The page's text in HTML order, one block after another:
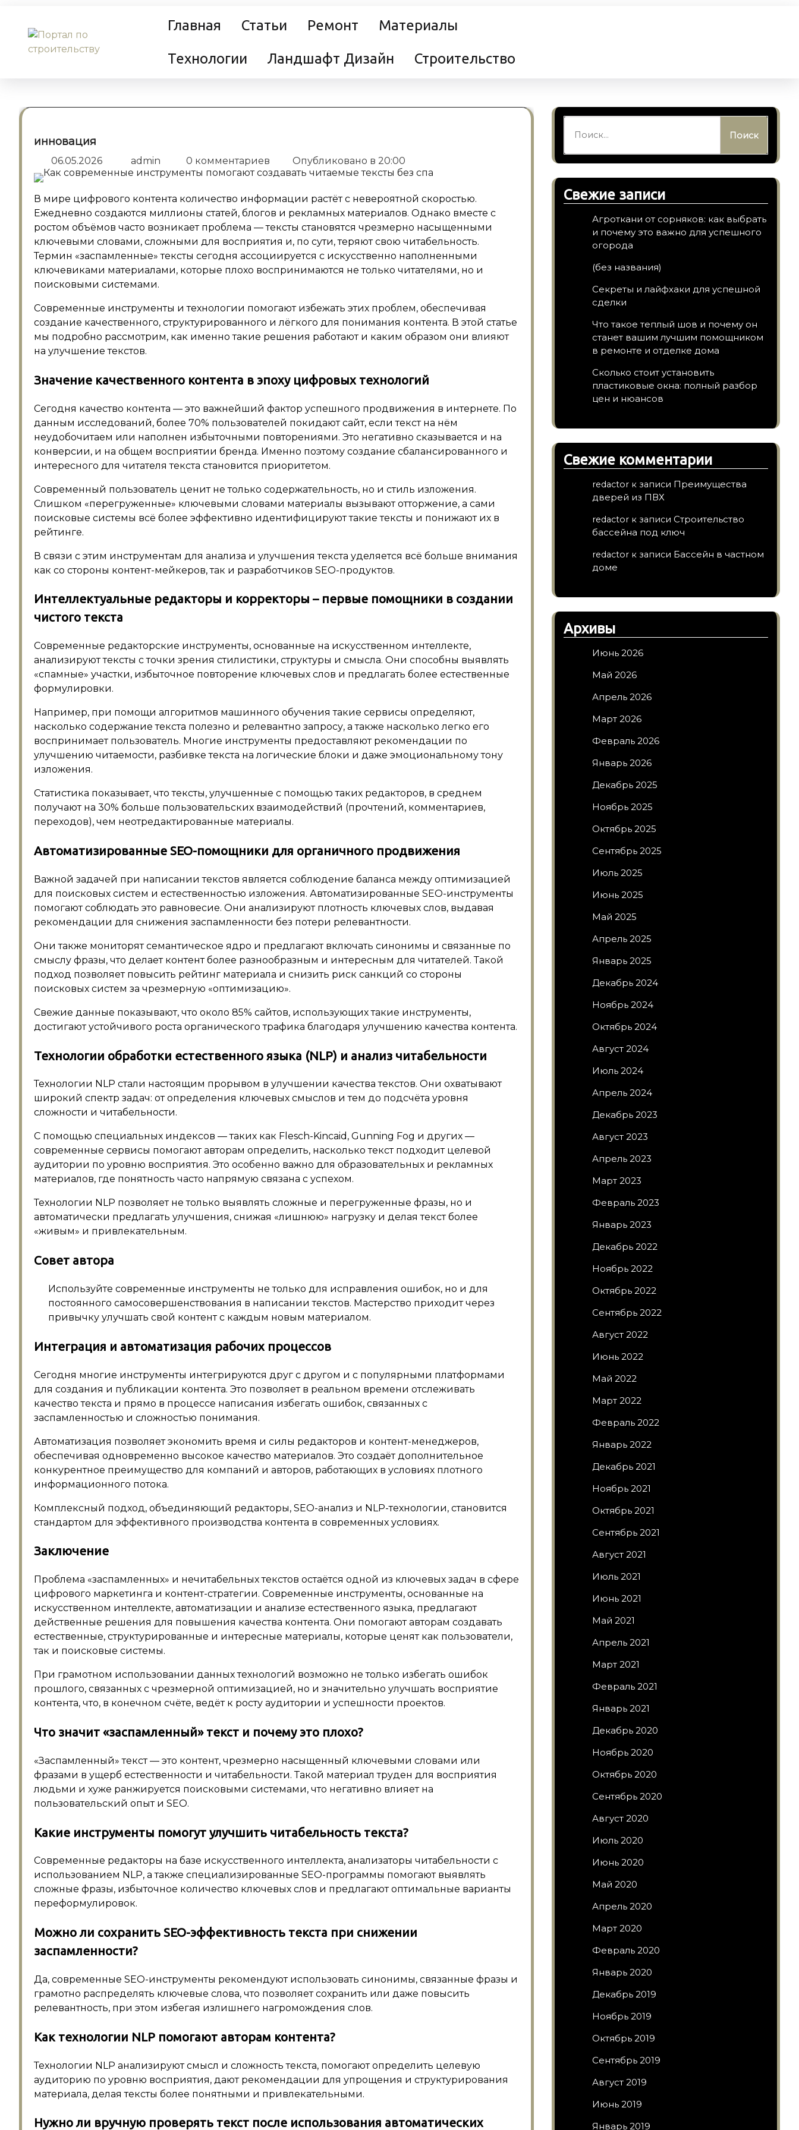
содержанию
Главная Статьи Ремонт Материалы
Технологии Ландшафт Дизайн Строительство
инновация
06.05.2026 admin 0 комментариев Опубликовано в 20:00
В мире цифрового контента количество информации растёт с невероятной скоростью.
Ежедневно создаются миллионы статей, блогов и рекламных материалов. Однако вместе с
ростом объёмов часто возникает проблема — тексты становятся чрезмерно насыщенными
ключевыми словами, сложными для восприятия и, по сути, теряют свою читабельность.
Термин «заспамленные» тексты сегодня ассоциируется с искусственно наполненными
ключевиками материалами, которые плохо воспринимаются не только читателями, но и
поисковыми системами.
Современные инструменты и технологии помогают избежать этих проблем, обеспечивая
создание качественного, структурированного и лёгкого для понимания контента. В этой статье
мы подробно рассмотрим, как именно такие решения работают и каким образом они влияют
на улучшение текстов.
Значение качественного контента в эпоху цифровых технологий
Сегодня качество контента — это важнейший фактор успешного продвижения в интернете. По
данным исследований, более 70% пользователей покидают сайт, если текст на нём
неудобочитаем или наполнен избыточными повторениями. Это негативно сказывается и на
конверсии, и на общем восприятии бренда. Именно поэтому создание сбалансированного и
интересного для читателя текста становится приоритетом.
Современный пользователь ценит не только содержательность, но и стиль изложения.
Слишком «перегруженные» ключевыми словами материалы вызывают отторжение, а сами
поисковые системы всё более эффективно идентифицируют такие тексты и понижают их в
рейтинге.
В связи с этим инструментам для анализа и улучшения текста уделяется всё больше внимания
как со стороны контент-мейкеров, так и разработчиков SEO-продуктов.
Интеллектуальные редакторы и корректоры – первые помощники в создании
чистого текста
Современные редакторские инструменты, основанные на искусственном интеллекте,
анализируют тексты с точки зрения стилистики, структуры и смысла. Они способны выявлять
«спамные» участки, избыточное повторение ключевых слов и предлагать более естественные
формулировки.
Например, при помощи алгоритмов машинного обучения такие сервисы определяют,
насколько содержание текста полезно и релевантно запросу, а также насколько легко его
воспринимает пользователь. Многие инструменты предоставляют рекомендации по
улучшению читаемости, разбивке текста на логические блоки и даже эмоциональному тону
изложения.
Статистика показывает, что тексты, улучшенные с помощью таких редакторов, в среднем
получают на 30% больше пользовательских взаимодействий (прочтений, комментариев,
переходов), чем неотредактированные материалы.
Автоматизированные SEO-помощники для органичного продвижения
Важной задачей при написании текстов является соблюдение баланса между оптимизацией
для поисковых систем и естественностью изложения. Автоматизированные SEO-инструменты
помогают соблюдать это равновесие. Они анализируют плотность ключевых слов, выдавая
рекомендации для снижения заспамленности без потери релевантности.
Они также мониторят семантическое ядро и предлагают включать синонимы и связанные по
смыслу фразы, что делает контент более разнообразным и интересным для читателей. Такой
подход позволяет повысить рейтинг материала и снизить риск санкций со стороны
поисковых систем за чрезмерную «оптимизацию».
Свежие данные показывают, что около 85% сайтов, использующих такие инструменты,
достигают устойчивого роста органического трафика благодаря улучшению качества контента.
Технологии обработки естественного языка (NLP) и анализ читабельности
Технологии NLP стали настоящим прорывом в улучшении качества текстов. Они охватывают
широкий спектр задач: от определения ключевых смыслов и тем до подсчёта уровня
сложности и читабельности.
С помощью специальных индексов — таких как Flesch-Kincaid, Gunning Fog и других —
современные сервисы помогают авторам определить, насколько текст подходит целевой
аудитории по уровню восприятия. Это особенно важно для образовательных и рекламных
материалов, где понятность часто напрямую связана с успехом.
Технологии NLP позволяет не только выявлять сложные и перегруженные фразы, но и
автоматически предлагать улучшения, снижая «лишнюю» нагрузку и делая текст более
«живым» и привлекательным.
Совет автора
Используйте современные инструменты не только для исправления ошибок, но и для
постоянного самосовершенствования в написании текстов. Мастерство приходит через
привычку улучшать свой контент с каждым новым материалом.
Интеграция и автоматизация рабочих процессов
Сегодня многие инструменты интегрируются друг с другом и с популярными платформами
для создания и публикации контента. Это позволяет в реальном времени отслеживать
качество текста и прямо в процессе написания избегать ошибок, связанных с
заспамленностью и сложностью понимания.
Автоматизация позволяет экономить время и силы редакторов и контент-менеджеров,
обеспечивая одновременно высокое качество материалов. Это создаёт дополнительное
конкурентное преимущество для компаний и авторов, работающих в условиях плотного
информационного потока.
Комплексный подход, объединяющий редакторы, SEO-анализ и NLP-технологии, становится
стандартом для эффективного производства контента в современных условиях.
Заключение
Проблема «заспамленных» и нечитабельных текстов остаётся одной из ключевых задач в сфере
цифрового маркетинга и контент-стратегии. Современные инструменты, основанные на
искусственном интеллекте, автоматизации и анализе естественного языка, предлагают
действенные решения для повышения качества контента. Они помогают авторам создавать
естественные, структурированные и интересные материалы, которые ценят как пользователи,
так и поисковые системы.
При грамотном использовании данных технологий возможно не только избегать ошибок
прошлого, связанных с чрезмерной оптимизацией, но и значительно улучшать восприятие
контента, что, в конечном счёте, ведёт к росту аудитории и успешности проектов.
Что значит «заспамленный» текст и почему это плохо?
«Заспамленный» текст — это контент, чрезмерно насыщенный ключевыми словами или
фразами в ущерб естественности и читабельности. Такой материал труден для восприятия
людьми и хуже ранжируется поисковыми системами, что негативно влияет на
пользовательский опыт и SEO.
Какие инструменты помогут улучшить читабельность текста?
Современные редакторы на базе искусственного интеллекта, анализаторы читабельности с
использованием NLP, а также специализированные SEO-программы помогают выявлять
сложные фразы, избыточное количество ключевых слов и предлагают оптимальные варианты
переформулировок.
Можно ли сохранить SEO-эффективность текста при снижении
заспамленности?
Да, современные SEO-инструменты рекомендуют использовать синонимы, связанные фразы и
грамотно распределять ключевые слова, что позволяет сохранить или даже повысить
релевантность, при этом избегая излишнего нагромождения слов.
Как технологии NLP помогают авторам контента?
Технологии NLP анализируют смысл и сложность текста, помогают определить целевую
аудиторию по уровню восприятия, дают рекомендации для упрощения и структурирования
материала, делая тексты более понятными и привлекательными.
Нужно ли вручную проверять текст после использования автоматических
Свежие записи
Агроткани от сорняков: как выбрать
и почему это важно для успешного
огорода
(без названия)
Секреты и лайфхаки для успешной
сделки
Что такое теплый шов и почему он
станет вашим лучшим помощником
в ремонте и отделке дома
Сколько стоит установить
пластиковые окна: полный разбор
цен и нюансов
Свежие комментарии
redactor к записи Преимущества
дверей из ПВХ
redactor к записи Строительство
бассейна под ключ
redactor к записи Бассейн в частном
доме
Архивы
Июнь 2026
Май 2026
Апрель 2026
Март 2026
Февраль 2026
Январь 2026
Декабрь 2025
Ноябрь 2025
Октябрь 2025
Сентябрь 2025
Июль 2025
Июнь 2025
Май 2025
Апрель 2025
Январь 2025
Декабрь 2024
Ноябрь 2024
Октябрь 2024
Август 2024
Июль 2024
Апрель 2024
Декабрь 2023
Август 2023
Апрель 2023
Март 2023
Февраль 2023
Январь 2023
Декабрь 2022
Ноябрь 2022
Октябрь 2022
Сентябрь 2022
Август 2022
Июнь 2022
Май 2022
Март 2022
Февраль 2022
Январь 2022
Декабрь 2021
Ноябрь 2021
Октябрь 2021
Сентябрь 2021
Август 2021
Июль 2021
Июнь 2021
Май 2021
Апрель 2021
Март 2021
Февраль 2021
Январь 2021
Декабрь 2020
Ноябрь 2020
Октябрь 2020
Сентябрь 2020
Август 2020
Июль 2020
Июнь 2020
Май 2020
Апрель 2020
Март 2020
Февраль 2020
Январь 2020
Декабрь 2019
Ноябрь 2019
Октябрь 2019
Сентябрь 2019
Август 2019
Июнь 2019
Январь 2019